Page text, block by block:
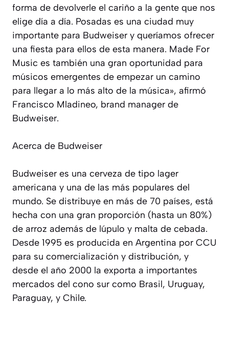
forma de devolverle el cariño a la gente que nos
elige día a día. Posadas es una ciudad muy
importante para Budweiser y queríamos ofrecer
una fiesta para ellos de esta manera. Made For
Music es también una gran oportunidad para
músicos emergentes de empezar un camino
para llegar a lo más alto de la música», afirmó
Francisco Mladineo, brand manager de
Budweiser.
Acerca de Budweiser
Budweiser es una cerveza de tipo lager
americana y una de las más populares del
mundo. Se distribuye en más de 70 países, está
hecha con una gran proporción (hasta un 80%)
de arroz además de lúpulo y malta de cebada.
Desde 1995 es producida en Argentina por CCU
para su comercialización y distribución, y
desde el año 2000 la exporta a importantes
mercados del cono sur como Brasil, Uruguay,
Paraguay, y Chile.